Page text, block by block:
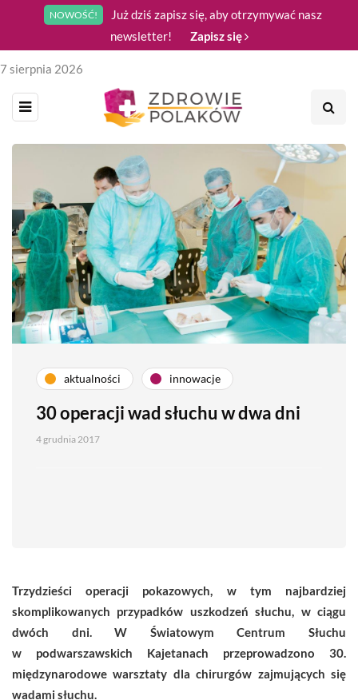
NOWOŚĆ!
Już dziś zapisz się, aby otrzymywać nasz
newsletter!
Zapisz się
7 sierpnia 2026
aktualności innowacje
30 operacji wad słuchu w dwa dni
4 grudnia 2017
Trzydzieści operacji pokazowych, w tym najbardziej
skomplikowanych przypadków uszkodzeń słuchu, w ciągu
dwóch dni. W Światowym Centrum Słuchu
w podwarszawskich Kajetanach przeprowadzono 30.
międzynarodowe warsztaty dla chirurgów zajmujących się
wadami słuchu.